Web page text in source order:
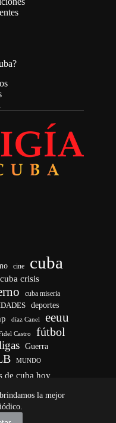
la mejor
cine cuba
cuba crisis
cuba miseria
deportes
díaz Canel eeuu
Castro fútbol
Guerra
MUNDO
de cuba hoy
Cuba